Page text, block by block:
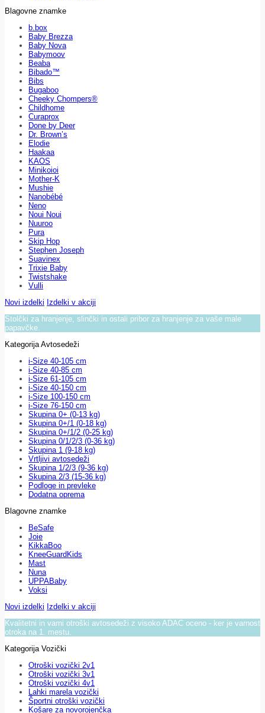
Blagovne znamke
b.box
Baby Brezza
Baby Nova
Babymoov
Beaba
Bibado™
Bibs
Bugaboo
Cheeky Chompers®
Childhome
Curaprox
Done by Deer
Dr. Brown’s
Elodie
Haakaa
KAOS
Minikoioi
Mother-K
Mushie
Nanobébé
Neno
Noui Noui
Nuuroo
Pura
Skip Hop
Stephen Joseph
Suavinex
Trixie Baby
Twistshake
Vulli
Novi izdelki Izdelki v akciji
Stolčki za hranjenje, slinčki in ostali pribor za hranjenje za vaše male
papavčke.
Kategorija Avtosedeži
i-Size 40-105 cm
i-Size 40-85 cm
i-Size 61-105 cm
i-Size 40-150 cm
i-Size 100-150 cm
i-Size 76-150 cm
Skupina 0+ (0-13 kg)
Skupina 0+/1 (0-18 kg)
Skupina 0+/1/2 (0-25 kg)
Skupina 0/1/2/3 (0-36 kg)
Skupina 1 (9-18 kg)
Vrtljivi avtosedeži
Skupina 1/2/3 (9-36 kg)
Skupina 2/3 (15-36 kg)
Podloge in prevleke
Dodatna oprema
Blagovne znamke
BeSafe
Joie
KikkaBoo
KneeGuardKids
Mast
Nuna
UPPABaby
Voksi
Novi izdelki Izdelki v akciji
Kvalitetni in varni otroški avtosedeži z visoko ADAC oceno - ker je varnost
otroka na 1. mestu.
Kategorija Vozički
Otroški vozički 2v1
Otroški vozički 3v1
Otroški vozički 4v1
Lahki marela vozički
Športni otroški vozički
Košare za novorojenčka